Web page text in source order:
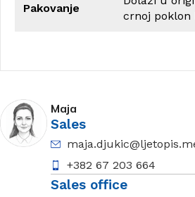
Pakovanje
crnoj poklon
Maja
Sales
+382 67 203 664
Sales office